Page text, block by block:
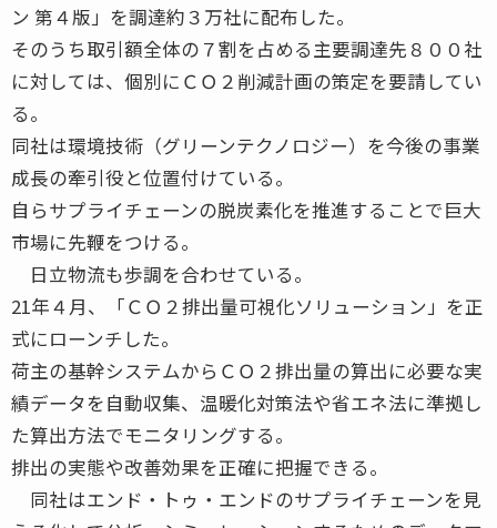
ン 第４版」を調達約３万社に配布した。
そのうち取引額全体の７割を占める主要調達先８００社
に対しては、個別にＣＯ２削減計画の策定を要請してい
る。
同社は環境技術（グリーンテクノロジー）を今後の事業
成長の牽引役と位置付けている。
自らサプライチェーンの脱炭素化を推進することで巨大
市場に先鞭をつける。
日立物流も歩調を合わせている。
21年４月、「ＣＯ２排出量可視化ソリューション」を正
式にローンチした。
荷主の基幹システムからＣＯ２排出量の算出に必要な実
績データを自動収集、温暖化対策法や省エネ法に準拠し
た算出方法でモニタリングする。
排出の実態や改善効果を正確に把握できる。
同社はエンド・トゥ・エンドのサプライチェーンを見